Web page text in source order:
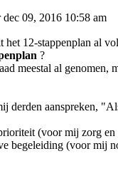
dec 09, 2016 10:58 am
het 12-stappenplan al
?
meestal al genomen,
derden aanspreken,
(voor mij zorg
begeleiding (voor mij